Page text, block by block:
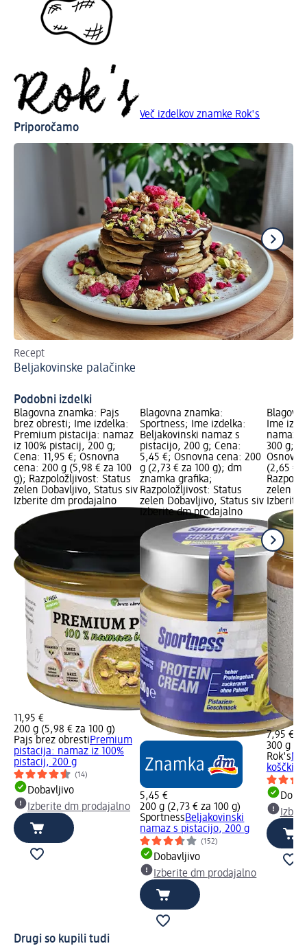
Več izdelkov znamke Rok's
Priporočamo
Recept
Beljakovinske palačinke
Podobni izdelki
Blagovna znamka: Pajs
brez obresti; Ime izdelka:
Premium pistacija: namaz
iz 100% pistacij, 200 g;
Cena: 11,95 €; Osnovna
cena: 200 g (5,98 € za 100
g); Razpoložljivost: Status
zelen Dobavljivo, Status siv
Izberite dm prodajalno
11,95 €
200 g (5,98 € za 100 g)
Pajs brez obrestiPremium
pistacija: namaz iz 100%
pistacij, 200 g
(14)
Dobavljivo
Izberite dm prodajalno
Blagovna znamka:
Sportness; Ime izdelka:
Beljakovinski namaz s
pistacijo, 200 g; Cena:
5,45 €; Osnovna cena: 200
g (2,73 € za 100 g); dm
znamka grafika;
Razpoložljivost: Status
zelen Dobavljivo, Status siv
Izberite dm prodajalno
5,45 €
200 g (2,73 € za 100 g)
SportnessBeljakovinski
namaz s pistacijo, 200 g
(152)
Dobavljivo
Izberite dm prodajalno
Ime
namaz
300 g;
(2,65 €
zelen
Izberite
7,95 €
300 g
Rok's
koščki
Drugi so kupili tudi